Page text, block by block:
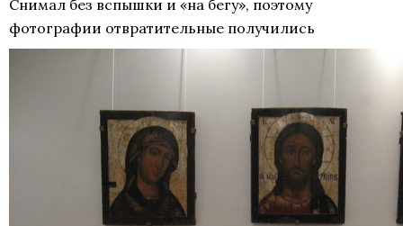
Снимал без вспышки и «на бегу», поэтому
фотографии отвратительные получились